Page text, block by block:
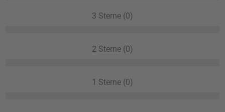
3 Sterne (0)
2 Sterne (0)
1 Sterne (0)